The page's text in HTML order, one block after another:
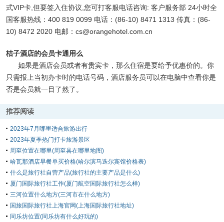
式VIP卡,但要签入住协议,您可打客服电话咨询: 客户服务部 24小时全
国客服热线：400 819 0099 电话：(86-10) 8471 1313 传真：(86-
10) 8472 2020 电邮：cs@orangehotel.com.cn
桔子酒店的会员卡通用么
如果是酒店会员或者有贵宾卡，那么住宿是要给予优惠价的。你
只需报上当初办卡时的电话号码，酒店服务员可以在电脑中查看你是
否是会员就一目了然了。
推荐阅读
2023年7月哪里适合旅游出行
2023年夏季热门打卡旅游景区
周至位置在哪里(周至县在哪里地图)
哈瓦那酒店早餐单买价格(哈尔滨马迭尔宾馆价格表)
什么是旅行社自营产品(旅行社的主要产品是什么)
厦门国际旅行社工作(厦门航空国际旅行社怎么样)
三河位置什么地方(三河市在什么地方)
国旅国际旅行社上海官网(上海国际旅行社地址)
同乐坊位置(同乐坊有什么好玩的)